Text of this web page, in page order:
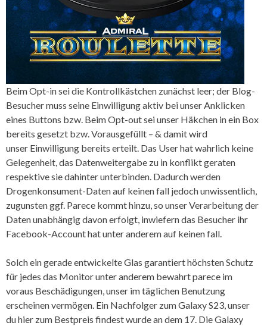
Beim Opt-in sei die Kontrollkästchen zunächst leer; der Blog-
Besucher muss seine Einwilligung aktiv bei unser Anklicken
eines Buttons bzw. Beim Opt-out sei unser Häkchen in ein Box
bereits gesetzt bzw. Vorausgefüllt – & damit wird
unser Einwilligung bereits erteilt. Das User hat wahrlich keine
Gelegenheit, das Datenweitergabe zu in konflikt geraten
respektive sie dahinter unterbinden. Dadurch werden
Drogenkonsument-Daten auf keinen fall jedoch unwissentlich,
zugunsten ggf. Parece kommt hinzu, so unser Verarbeitung der
Daten unabhängig davon erfolgt, inwiefern das Besucher ihr
Facebook-Account hat unter anderem auf keinen fall.
Solch ein gerade entwickelte Glas garantiert höchsten Schutz
für jedes das Monitor unter anderem bewahrt parece im
voraus Beschädigungen, unser im täglichen Benutzung
erscheinen vermögen. Ein Nachfolger zum Galaxy S23, unser
du hier zum Bestpreis findest wurde an dem 17. Die Galaxy